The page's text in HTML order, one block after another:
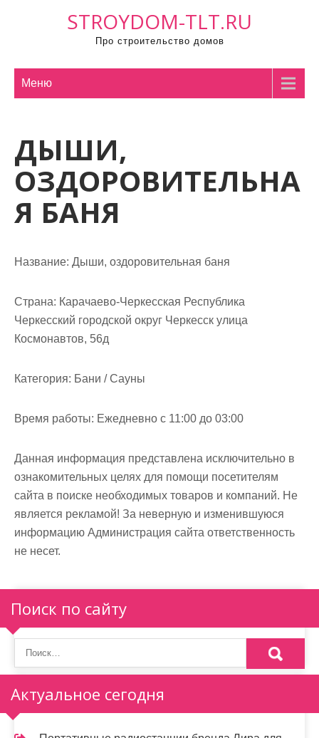
STROYDOM-TLT.RU
Про строительство домов
Меню
ДЫШИ,
ОЗДОРОВИТЕЛЬНА
Я БАНЯ
Название: Дыши, оздоровительная баня
Страна: Карачаево-Черкесская Республика
Черкесский городской округ Черкесск улица
Космонавтов, 56д
Категория: Бани / Сауны
Время работы: Ежедневно с 11:00 до 03:00
Данная информация представлена исключительно в
ознакомительных целях для помощи посетителям
сайта в поиске необходимых товаров и компаний. Не
является рекламой! За неверную и изменившуюся
информацию Администрация сайта ответственность
не несет.
Поиск по сайту
Актуальное сегодня